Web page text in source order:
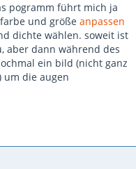
pogramm führt mich ja
und größe anpassen
dichte wählen. soweit ist
aber dann während des
ein bild (nicht ganz
um die augen